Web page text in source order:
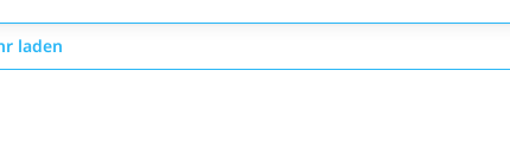
laden